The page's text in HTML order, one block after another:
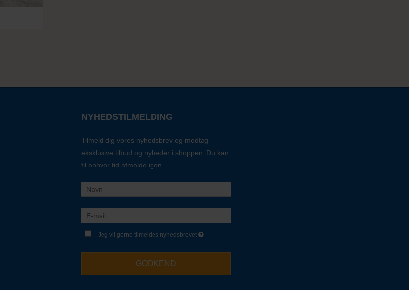
NYHEDSTILMELDING
Tilmeld dig vores nyhedsbrev og modtag
eksklusive tilbud og nyheder i shoppen. Du kan
til enhver tid afmelde igen.
Jeg vil gerne tilmeldes nyhedsbrevet
GODKEND